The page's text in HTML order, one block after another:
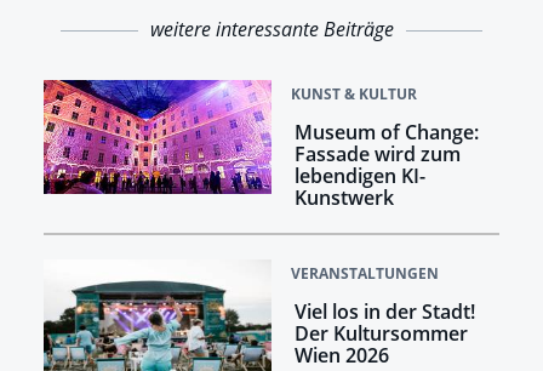
weitere interessante Beiträge
KUNST & KULTUR
Museum of Change:
Fassade wird zum
lebendigen KI-
Kunstwerk
VERANSTALTUNGEN
Viel los in der Stadt!
Der Kultursommer
Wien 2026